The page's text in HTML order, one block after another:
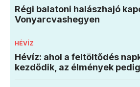
Régi balatoni halászhajó
Vonyarcvashegyen
HÉVÍZ
Hévíz: ahol a feltöltődés
kezdődik, az élmények